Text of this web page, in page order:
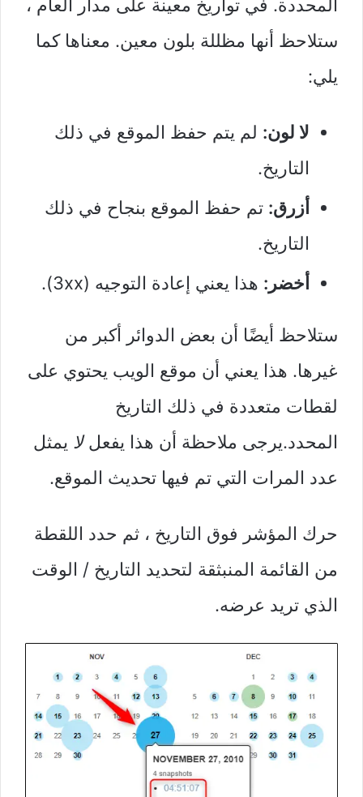
المحددة. في تواريخ معينة على مدار العام ،
ستلاحظ أنها مظللة بلون معين. معناها كما
يلي:
لا لون: لم يتم حفظ الموقع في ذلك
التاريخ.
أزرق: تم حفظ الموقع بنجاح في ذلك
التاريخ.
أخضر: هذا يعني إعادة التوجيه (3xx).
ستلاحظ أيضًا أن بعض الدوائر أكبر من
غيرها. هذا يعني أن موقع الويب يحتوي على
لقطات متعددة في ذلك التاريخ
المحدد.يرجى ملاحظة أن هذا يفعللا يمثل
عدد المرات التي تم فيها تحديث الموقع.
حرك المؤشر فوق التاريخ ، ثم حدد اللقطة
من القائمة المنبثقة لتحديد التاريخ / الوقت
الذي تريد عرضه.